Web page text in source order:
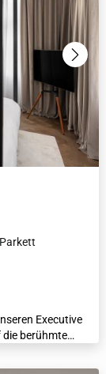
Parkett
Executive
die berühmte
luxuriöse